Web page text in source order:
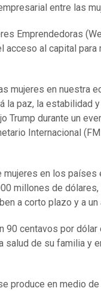
entre las
Emprendedoras
acceso al capital
mujeres en nuestra
la paz, la estabilidad
Trump durante un
Internacional
en los países
millones de dólares,
a corto plazo y a
90 centavos por dólar
salud de su familia y
produce en medio